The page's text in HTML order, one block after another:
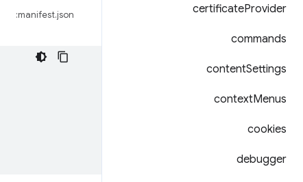
certificateProvider
commands
contentSettings
contextMenus
cookies
debugger
manifest.json: